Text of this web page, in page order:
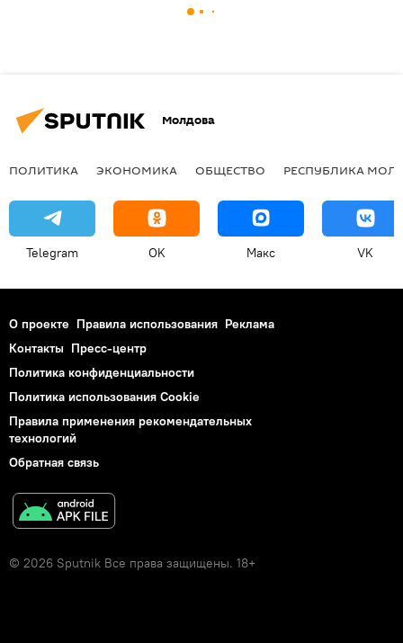
Молдова
ПОЛИТИКА ЭКОНОМИКА ОБЩЕСТВО РЕСПУБЛИКА
Telegram OK Макс VK
О проекте Правила использования Реклама
Контакты Пресс-центр
Политика конфиденциальности
Политика использования Cookie
Правила применения рекомендательных
технологий
Обратная связь
© 2026 Sputnik Все права защищены. 18+